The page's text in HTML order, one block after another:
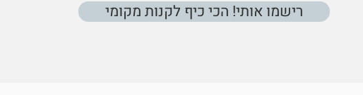
רישמו אותי! הכי כיף לקנות מקומי